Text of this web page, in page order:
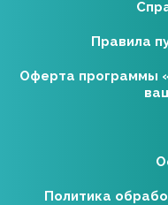
Правила
Оферта программы
Политика